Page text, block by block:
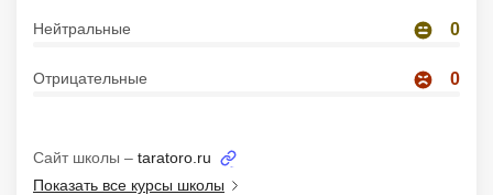
Нейтральные 0
Отрицательные 0
Сайт школы – taratoro.ru
Показать все курсы школы
Менеджмент
Иностранные языки
ДПО